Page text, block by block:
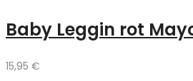
Baby Leggin rot
15,95 €